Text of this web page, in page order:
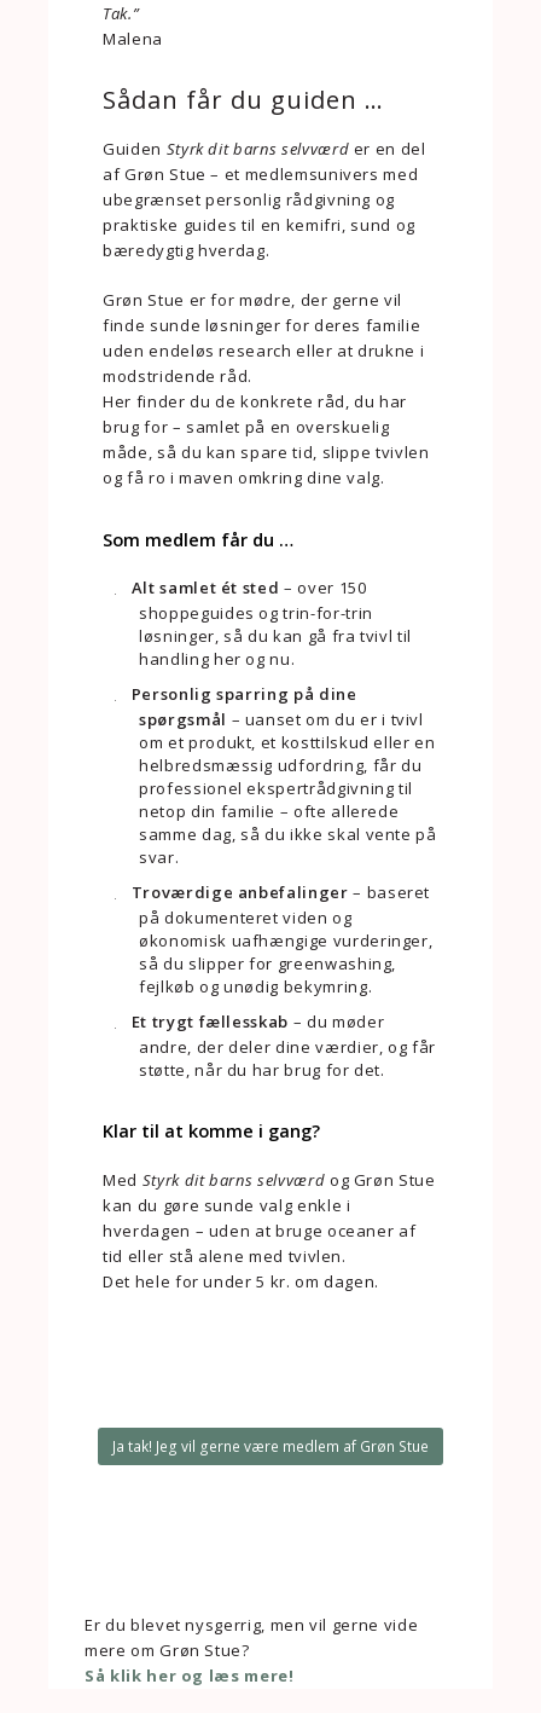
Tak.”
Malena
Sådan får du guiden …
Guiden Styrk dit barns selvværd er en del
af Grøn Stue – et medlemsunivers med
ubegrænset personlig rådgivning og
praktiske guides til en kemifri, sund og
bæredygtig hverdag.
Grøn Stue er for mødre, der gerne vil
finde sunde løsninger for deres familie
uden endeløs research eller at drukne i
modstridende råd.
Her finder du de konkrete råd, du har
brug for – samlet på en overskuelig
måde, så du kan spare tid, slippe tvivlen
og få ro i maven omkring dine valg.
Som medlem får du …
Alt samlet ét sted – over 150
shoppeguides og trin-for-trin
løsninger, så du kan gå fra tvivl til
handling her og nu.
Personlig sparring på dine
spørgsmål – uanset om du er i tvivl
om et produkt, et kosttilskud eller en
helbredsmæssig udfordring, får du
professionel ekspertrådgivning til
netop din familie – ofte allerede
samme dag, så du ikke skal vente på
svar.
Troværdige anbefalinger – baseret
på dokumenteret viden og
økonomisk uafhængige vurderinger,
så du slipper for greenwashing,
fejlkøb og unødig bekymring.
Et trygt fællesskab – du møder
andre, der deler dine værdier, og får
støtte, når du har brug for det.
Klar til at komme i gang?
Med Styrk dit barns selvværd og Grøn Stue
kan du gøre sunde valg enkle i
hverdagen – uden at bruge oceaner af
tid eller stå alene med tvivlen.
Det hele for under 5 kr. om dagen.
Ja tak! Jeg vil gerne være medlem af Grøn Stue
Er du blevet nysgerrig, men vil gerne vide
mere om Grøn Stue?
Så klik her og læs mere!